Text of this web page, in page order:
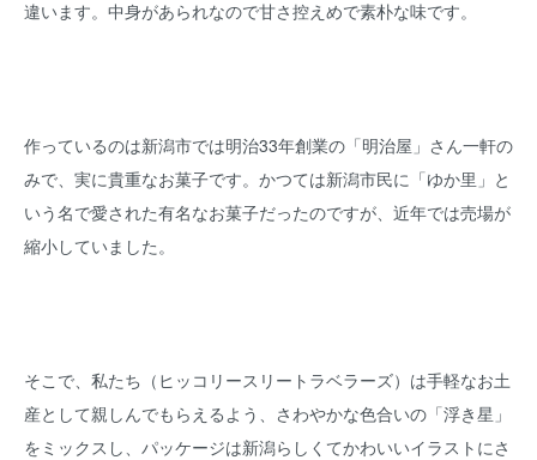
違います。中身があられなので甘さ控えめで素朴な味です。
作っているのは新潟市では明治33年創業の「明治屋」さん一軒の
みで、実に貴重なお菓子です。かつては新潟市民に「ゆか里」と
いう名で愛された有名なお菓子だったのですが、近年では売場が
縮小していました。
そこで、私たち（ヒッコリースリートラベラーズ）は手軽なお土
産として親しんでもらえるよう、さわやかな色合いの「浮き星」
をミックスし、パッケージは新潟らしくてかわいいイラストにさ